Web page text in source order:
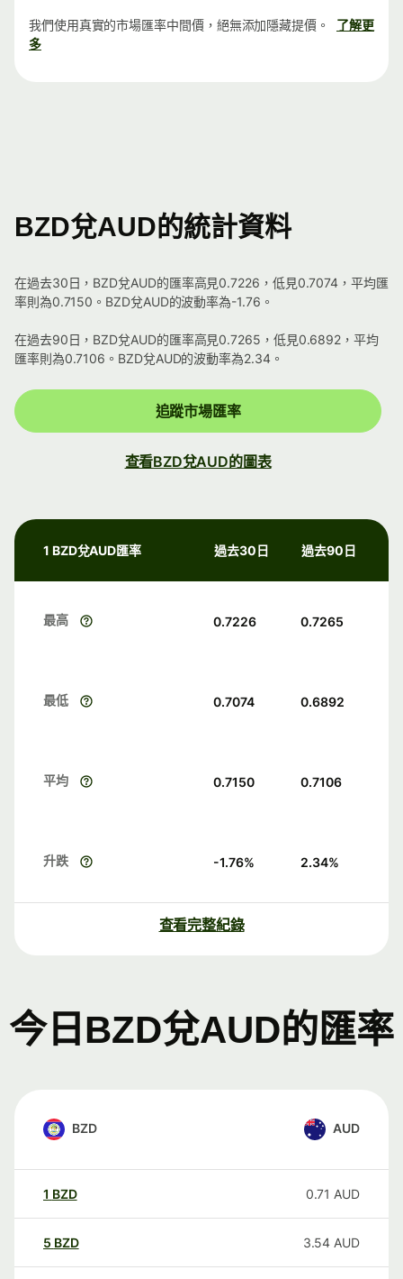
我們使用真實的市場匯率中間價，絕無添加隱藏提價。
了解更
多
BZD兌AUD的統計資料
在過去30日，BZD兌AUD的匯率高見0.7226，低見0.7074，平均匯
率則為0.7150。BZD兌AUD的波動率為-1.76。
在過去90日，BZD兌AUD的匯率高見0.7265，低見0.6892，平均
匯率則為0.7106。BZD兌AUD的波動率為2.34。
追蹤市場匯率
查看BZD兌AUD的圖表
1 BZD兌AUD匯率 過去30日 過去90日
最高 0.7226 0.7265
最低 0.7074 0.6892
平均 0.7150 0.7106
升跌 -1.76% 2.34%
查看完整紀錄
今日BZD兌AUD的匯率
BZD AUD
1 BZD 0.71 AUD
5 BZD 3.54 AUD